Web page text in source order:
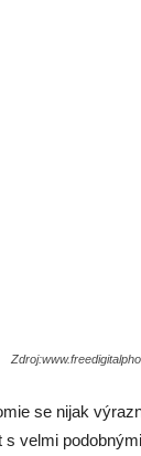
se nijak
s velmi